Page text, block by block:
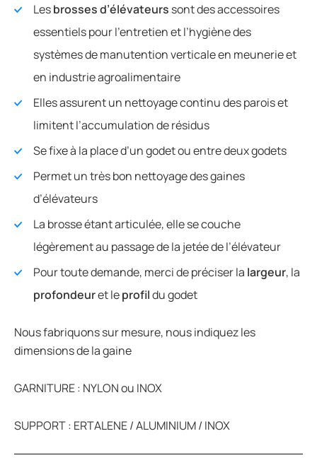
Lesbrosses d’élévateurs sont des accessoires
essentiels pour l’entretien et l’hygiène des
systèmes de manutention verticale en meunerie et
en industrie agroalimentaire
Elles assurent un nettoyage continu des parois et
limitent l’accumulation de résidus
Se fixe à la place d’un godet ou entre deux godets
Permet un très bon nettoyage des gaines
d’élévateurs
La brosse étant articulée, elle se couche
légèrement au passage de la jetée de l’élévateur
Pour toute demande, merci de préciser la largeur, la
profondeuret leprofildu godet
Nous fabriquons sur mesure, nous indiquez les
dimensions de la gaine
GARNITURE : NYLON ou INOX
SUPPORT : ERTALENE / ALUMINIUM / INOX